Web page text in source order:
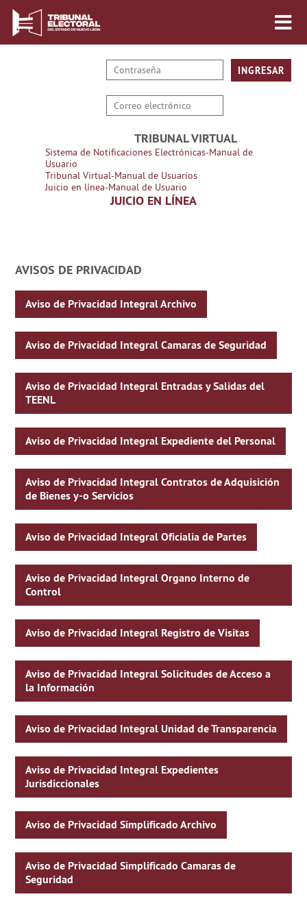
TRIBUNAL VIRTUAL
Sistema de Notificaciones Electrónicas-Manual de
Usuario
Tribunal Virtual-Manual de Usuarios
Juicio en línea-Manual de Usuario
JUICIO EN LÍNEA
AVISOS DE PRIVACIDAD
Aviso de Privacidad Integral Archivo
Aviso de Privacidad Integral Camaras de Seguridad
Aviso de Privacidad Integral Entradas y Salidas del
TEENL
Aviso de Privacidad Integral Expediente del Personal
Aviso de Privacidad Integral Contratos de Adquisición
de Bienes y-o Servicios
Aviso de Privacidad Integral Oficialia de Partes
Aviso de Privacidad Integral Organo Interno de
Control
Aviso de Privacidad Integral Registro de Visitas
Aviso de Privacidad Integral Solicitudes de Acceso a
la Información
Aviso de Privacidad Integral Unidad de Transparencia
Aviso de Privacidad Integral Expedientes
Jurisdiccionales
Aviso de Privacidad Simplificado Archivo
Aviso de Privacidad Simplificado Camaras de
Seguridad